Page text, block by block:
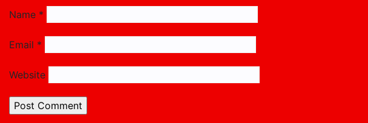
Name *
Email *
Website